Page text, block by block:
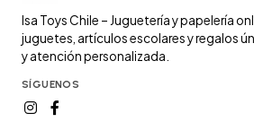
Isa Toys Chile – Juguetería y papelería
juguetes, artículos escolares y regalos
y atención personalizada.
SÍGUENOS